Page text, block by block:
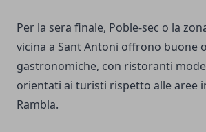
Per la sera finale, Poble-sec o la
vicina a Sant Antoni offrono buone
gastronomiche, con ristoranti
orientati ai turisti rispetto alle aree
Rambla.